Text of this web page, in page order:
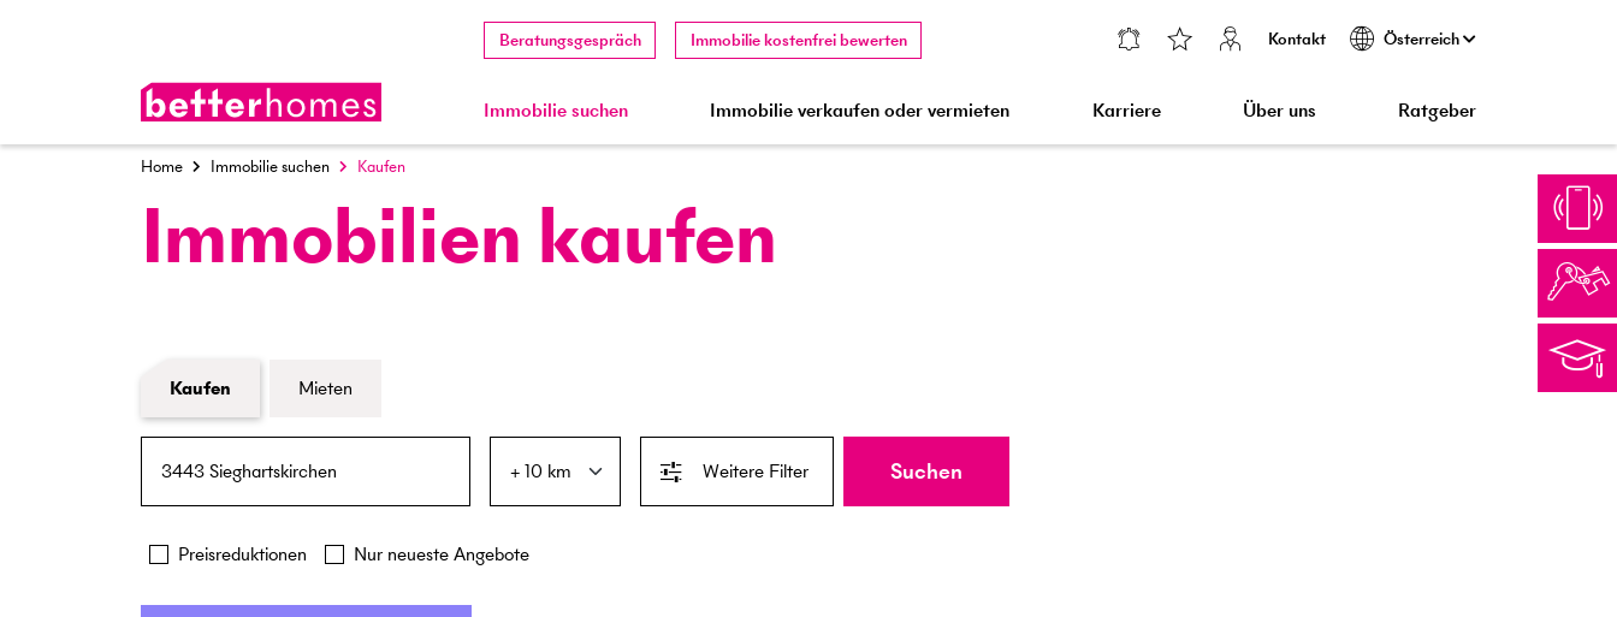
Beratungsgespräch Immobilie kostenfrei bewerten Kontakt Österreich
Immobilie suchen Immobilie verkaufen oder vermieten Karriere Über uns Ratgeber
Home Immobilie suchen Kaufen
Immobilien kaufen
Formular Immobiliensuche
Kaufen
Mieten
Weitere Filter
Preisreduktionen Nur neueste Angebote
Suchen